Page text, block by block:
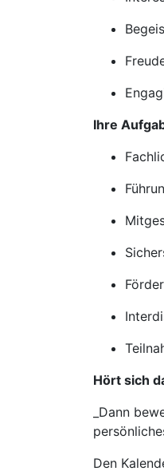
Ihre
Hört sich
_Dann
Den